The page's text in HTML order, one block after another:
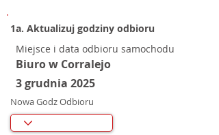
1a. Aktualizuj godziny odbioru
Miejsce i data odbioru samochodu
Biuro w Corralejo
3 grudnia 2025
Nowa Godz Odbioru